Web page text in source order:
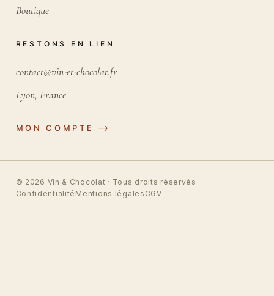
Boutique
RESTONS EN LIEN
contact@vin-et-chocolat.fr
Lyon, France
MON COMPTE
© 2026 Vin & Chocolat · Tous droits réservés
Confidentialité Mentions légales CGV